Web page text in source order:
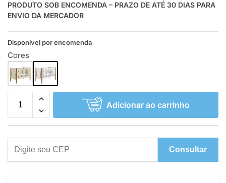
PRODUTO SOB ENCOMENDA – PRAZO DE ATÉ 30 DIAS PARA
ENVIO DA MERCADOR
Disponível por encomenda
Cores
Adicionar ao carrinho
Consultar